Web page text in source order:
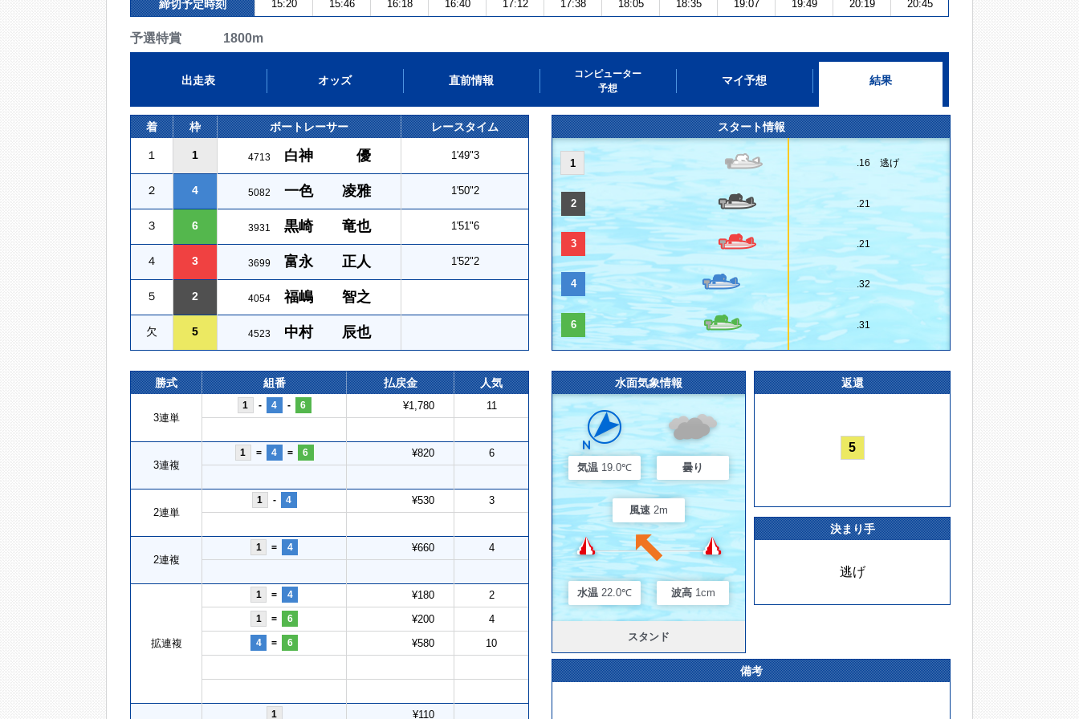
締切予定時刻 15:20 15:46 16:18 16:40 17:12 17:38 18:05 18:35 19:07 19:49 20:19 20:45
予選特賞 1800m
出走表 オッズ 直前情報
コンピューター
予想
マイ予想 結果
着 枠 ボートレーサー レースタイム
１ 1 4713 白神 優 1'49"3
２ 4 5082 一色 凌雅 1'50"2
３ 6 3931 黒崎 竜也 1'51"6
４ 3 3699 富永 正人 1'52"2
５ 2 4054 福嶋 智之
欠 5 4523 中村 辰也
スタート情報
1 .16 逃げ
2 .21
3 .21
4 .32
6 .31
勝式 組番 払戻金 人気
3連単
1 - 4 - 6 ¥1,780 11
3連複
1 = 4 = 6 ¥820 6
2連単
1 - 4 ¥530 3
2連複
1 = 4 ¥660 4
拡連複
1 = 4 ¥180 2
1 = 6 ¥200 4
4 = 6 ¥580 10
1 ¥110
水面気象情報
気温 19.0℃ 曇り
風速 2m
水温 22.0℃ 波高 1cm
スタンド
返還
5
決まり手
逃げ
備考